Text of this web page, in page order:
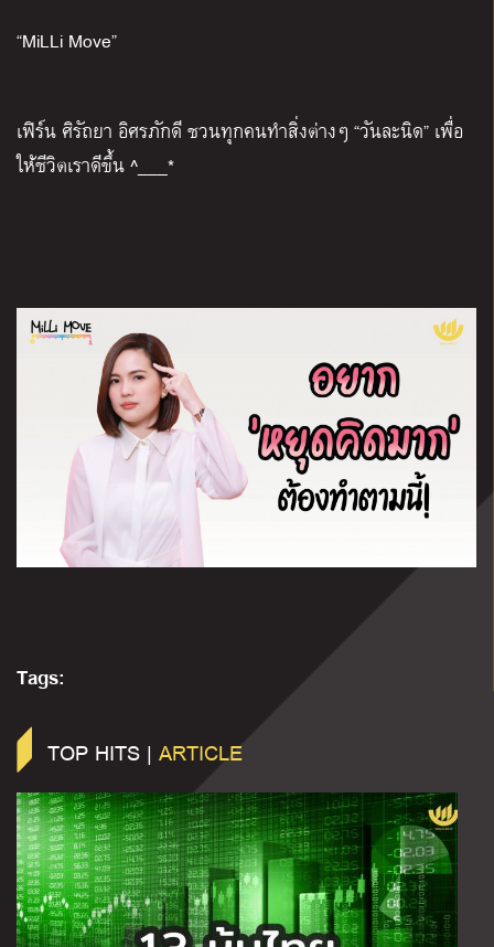
“MiLLi Move”
เฟิร์น ศิรัถยา อิศรภักดี ชวนทุกคนทำสิ่งต่างๆ “วันละนิด” เพื่อ
ให้ชีวิตเราดีขึ้น^___*
Tags:
TOP HITS | ARTICLE